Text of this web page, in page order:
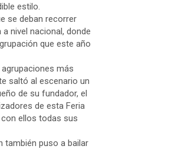
estilo.
se deban recorrer
nivel nacional, donde
que este año
más
saltó al escenario un
de su fundador, el
de esta Feria
ellos todas sus
también puso a bailar